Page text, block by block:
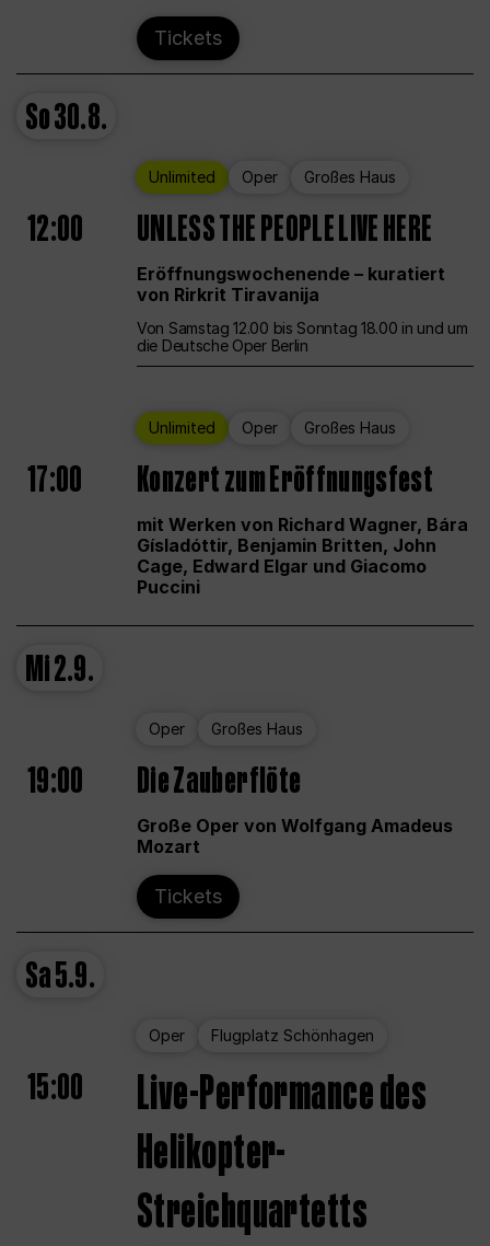
Tickets
So30.8.
Unlimited Oper Großes Haus
12:00 UNLESS THE PEOPLE LIVE HERE
Eröffnungswochenende – kuratiert
von Rirkrit Tiravanija
Von Samstag 12.00 bis Sonntag 18.00 in und um
die Deutsche Oper Berlin
Unlimited Oper Großes Haus
17:00 Konzert zum Eröffnungsfest
mit Werken von Richard Wagner, Bára
Gísladóttir, Benjamin Britten, John
Cage, Edward Elgar und Giacomo
Puccini
Mi2.9.
Oper Großes Haus
19:00 Die Zauberflöte
Große Oper von Wolfgang Amadeus
Mozart
Tickets
Sa5.9.
Oper Flugplatz Schönhagen
15:00
Live-Performance des
Helikopter-
Streichquartetts